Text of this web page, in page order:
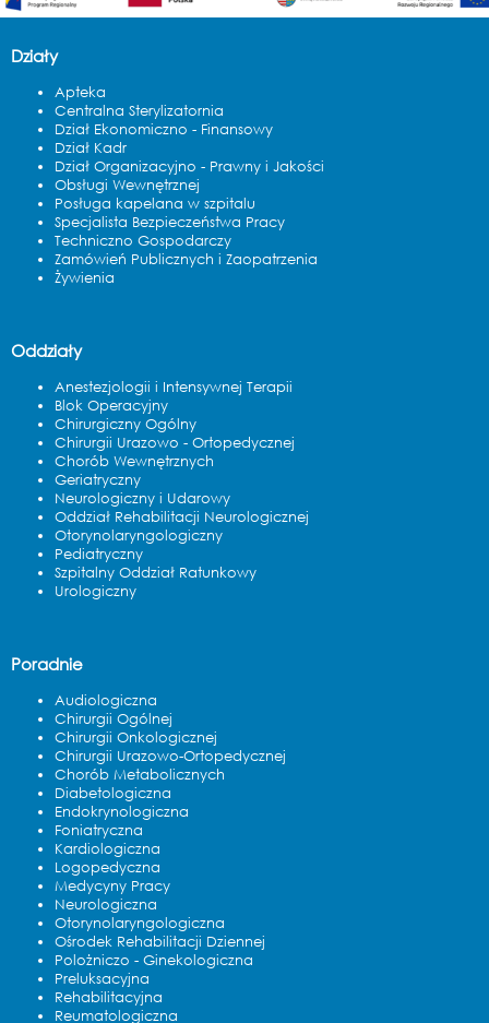
Działy
Apteka
Centralna Sterylizatornia
Dział Ekonomiczno - Finansowy
Dział Kadr
Dział Organizacyjno - Prawny i Jakości
Obsługi Wewnętrznej
Posługa kapelana w szpitalu
Specjalista Bezpieczeństwa Pracy
Techniczno Gospodarczy
Zamówień Publicznych i Zaopatrzenia
Żywienia
Oddziały
Anestezjologii i Intensywnej Terapii
Blok Operacyjny
Chirurgiczny Ogólny
Chirurgii Urazowo - Ortopedycznej
Chorób Wewnętrznych
Geriatryczny
Neurologiczny i Udarowy
Oddział Rehabilitacji Neurologicznej
Otorynolaryngologiczny
Pediatryczny
Szpitalny Oddział Ratunkowy
Urologiczny
Poradnie
Audiologiczna
Chirurgii Ogólnej
Chirurgii Onkologicznej
Chirurgii Urazowo-Ortopedycznej
Chorób Metabolicznych
Diabetologiczna
Endokrynologiczna
Foniatryczna
Kardiologiczna
Logopedyczna
Medycyny Pracy
Neurologiczna
Otorynolaryngologiczna
Ośrodek Rehabilitacji Dziennej
Polożniczo - Ginekologiczna
Preluksacyjna
Rehabilitacyjna
Reumatologiczna